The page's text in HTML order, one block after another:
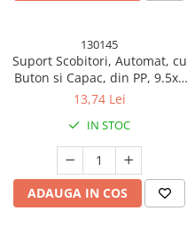
130145
Suport Scobitori, Automat, cu
Buton si Capac, din PP, 9.5x6
cm, Albastru
13,74 Lei
IN STOC
ADAUGA IN COS